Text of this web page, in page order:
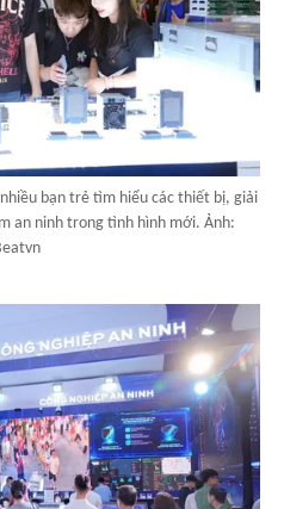
bạn trẻ tìm hiểu các thiết bị, giải
an ninh trong tình hình mới. Ảnh: